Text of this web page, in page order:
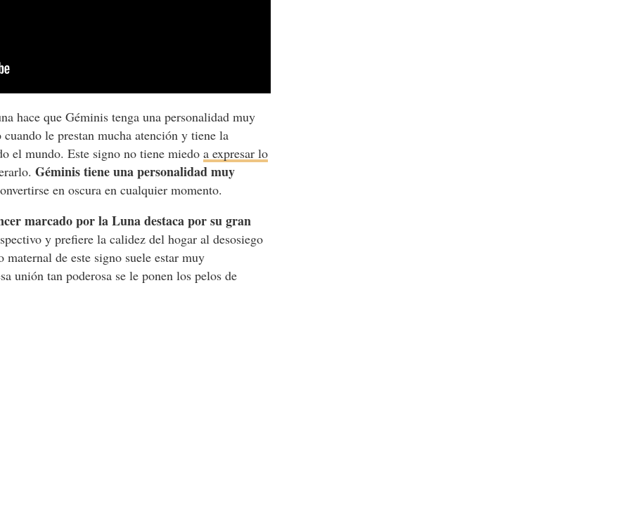
hace que Géminis tenga una personalidad muy
le prestan mucha atención y tiene la
el mundo. Este signo no tiene miedoa expresar lo
Géminis tiene una personalidad muy
en oscura en cualquier momento.
marcado por la Luna destaca por su gran
y prefiere la calidez del hogar al desosiego
de este signo suele estar muy
unión tan poderosa se le ponen los pelos de